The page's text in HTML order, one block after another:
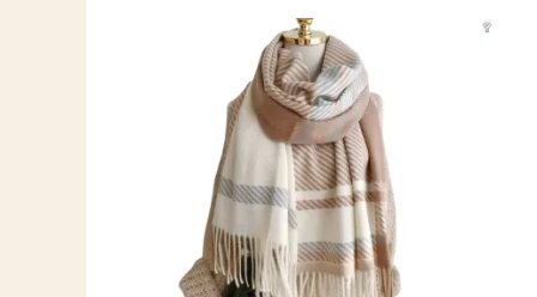
produit
a
plusieurs
variations.
Les
options
peuvent